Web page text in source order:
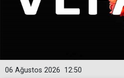
12:50
06 Ağustos 2026